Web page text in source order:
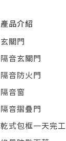
產品介紹
玄關門
隔音玄關門
隔音防火門
隔音窗
隔音摺疊門
乾式包框一天完工